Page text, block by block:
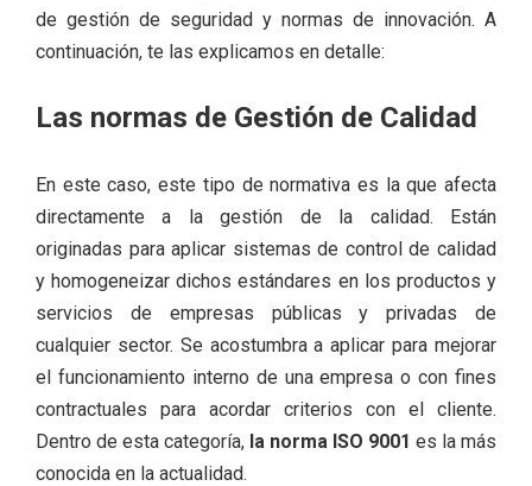
de gestión de seguridad y normas de innovación. A
continuación, te las explicamos en detalle:
Las normas de Gestión de Calidad
En este caso, este tipo de normativa es la que afecta
directamente a la gestión de la calidad. Están
originadas para aplicar sistemas de control de calidad
y homogeneizar dichos estándares en los productos y
servicios de empresas públicas y privadas de
cualquier sector. Se acostumbra a aplicar para mejorar
el funcionamiento interno de una empresa o con fines
contractuales para acordar criterios con el cliente.
Dentro de esta categoría, la norma ISO 9001 es la más
conocida en la actualidad.